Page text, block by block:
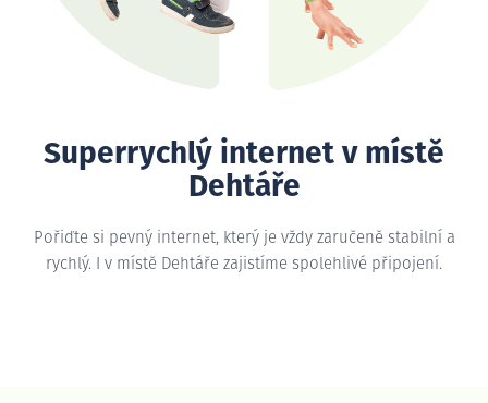
Superrychlý internet v místě
Dehtáře
Pořiďte si pevný internet, který je vždy zaručeně stabilní a
rychlý. I v místě Dehtáře zajistíme spolehlivé připojení.